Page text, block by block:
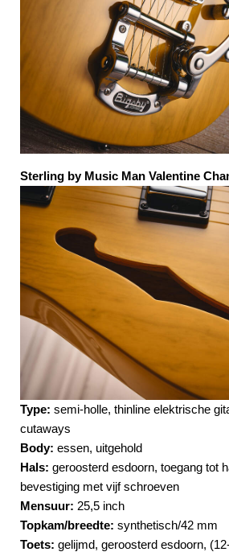
Sterling by Music Man Valentine
Type: semi-holle, thinline elektrische
cutaways
Body: essen, uitgehold
Hals: geroosterd esdoorn, toegang tot
bevestiging met vijf schroeven
Mensuur: 25,5 inch
Topkam/breedte: synthetisch/42 mm
Toets: gelijmd, geroosterd esdoorn,